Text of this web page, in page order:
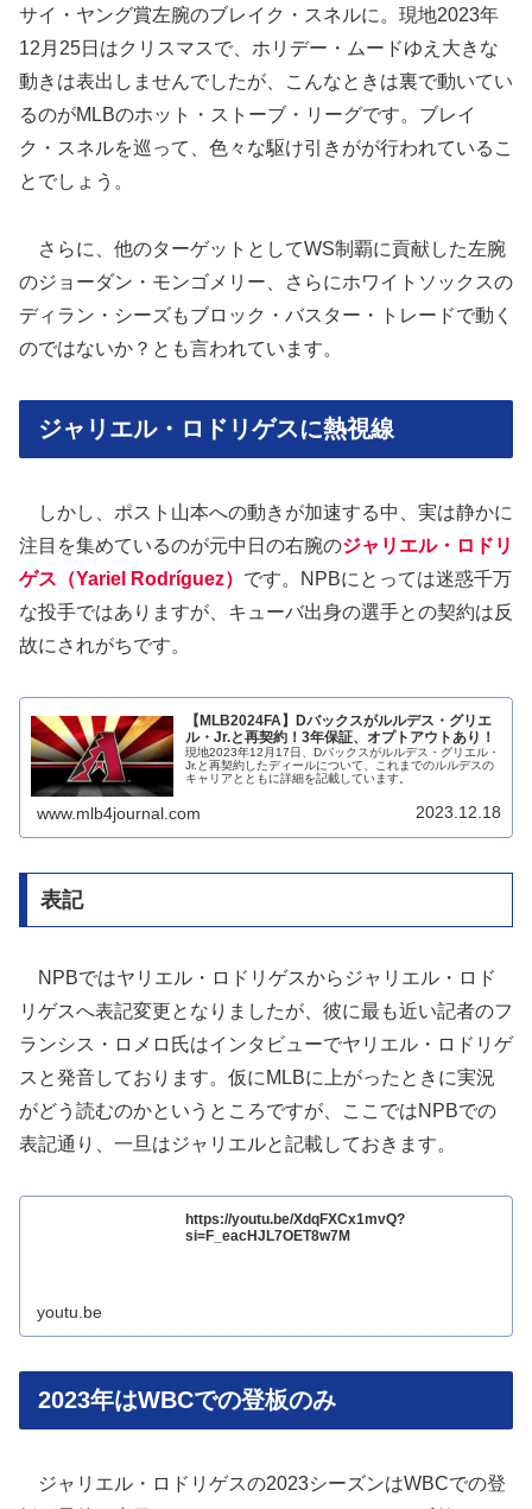
サイ・ヤング賞左腕のブレイク・スネルに。現地2023年
12月25日はクリスマスで、ホリデー・ムードゆえ大きな
動きは表出しませんでしたが、こんなときは裏で動いてい
るのがMLBのホット・ストーブ・リーグです。ブレイ
ク・スネルを巡って、色々な駆け引きがが行われているこ
とでしょう。
さらに、他のターゲットとしてWS制覇に貢献した左腕
のジョーダン・モンゴメリー、さらにホワイトソックスの
ディラン・シーズもブロック・バスター・トレードで動く
のではないか？とも言われています。
ジャリエル・ロドリゲスに熱視線
しかし、ポスト山本への動きが加速する中、実は静かに
注目を集めているのが元中日の右腕のジャリエル・ロドリ
ゲス（Yariel Rodríguez） です。NPBにとっては迷惑千万
な投手ではありますが、キューバ出身の選手との契約は反
故にされがちです。
【MLB2024FA】Dバックスがルルデス・グリエ
ル・Jr.と再契約！3年保証、オプトアウトあり！
現地2023年12月17日、Dバックスがルルデス・グリエル・
Jr.と再契約したディールについて、これまでのルルデスの
キャリアとともに詳細を記載しています。
www.mlb4journal.com 2023.12.18
表記
NPBではヤリエル・ロドリゲスからジャリエル・ロド
リゲスへ表記変更となりましたが、彼に最も近い記者のフ
ランシス・ロメロ氏はインタビューでヤリエル・ロドリゲ
スと発音しております。仮にMLBに上がったときに実況
がどう読むのかというところですが、ここではNPBでの
表記通り、一旦はジャリエルと記載しておきます。
https://youtu.be/XdqFXCx1mvQ?
si=F_eacHJL7OET8w7M
youtu.be
2023年はWBCでの登板のみ
ジャリエル・ロドリゲスの2023シーズンはWBCでの登